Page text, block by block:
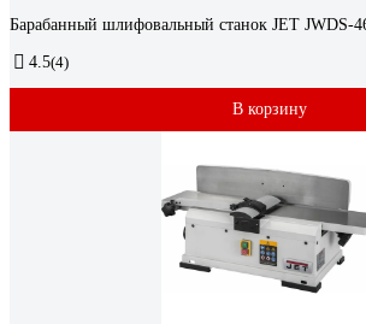
Барабанный шлифовальный станок JET JWDS-
4.5(4)
В корзину